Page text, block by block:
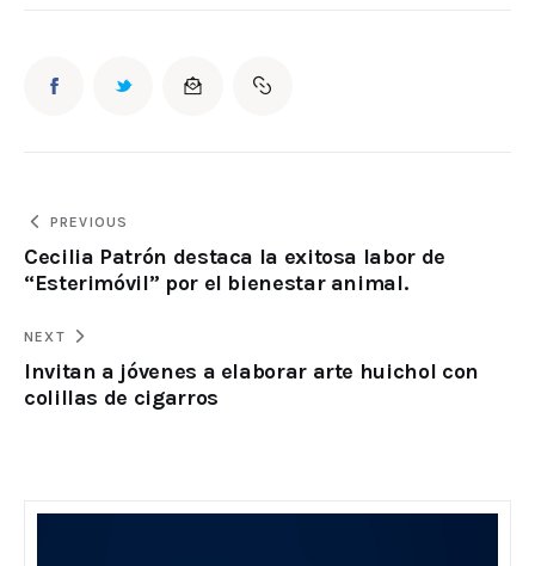
PREVIOUS
Cecilia Patrón destaca la exitosa labor de
“Esterimóvil” por el bienestar animal.
NEXT
Invitan a jóvenes a elaborar arte huichol con
colillas de cigarros